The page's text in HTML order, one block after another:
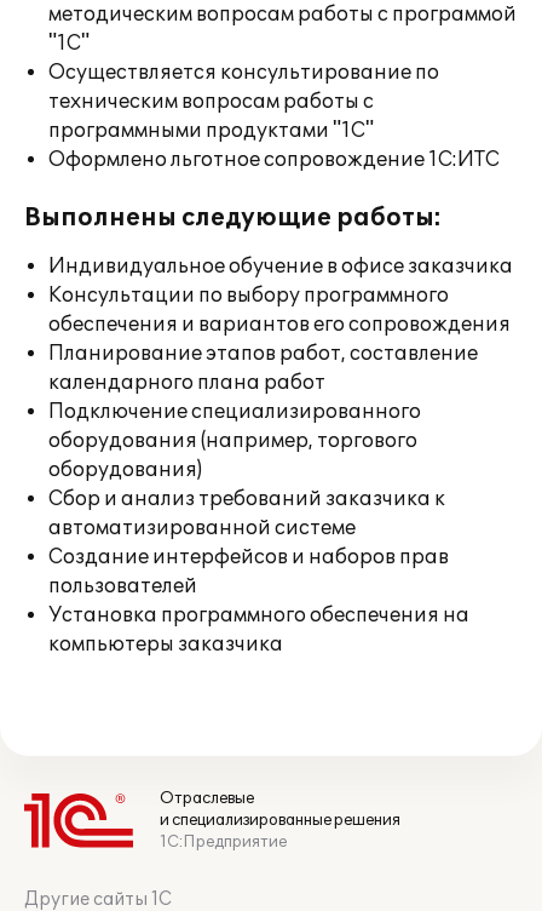
методическим вопросам работы с программой
"1С"
Осуществляется консультирование по
техническим вопросам работы с
программными продуктами "1С"
Оформлено льготное сопровождение 1С:ИТС
Выполнены следующие работы:
Индивидуальное обучение в офисе заказчика
Консультации по выбору программного
обеспечения и вариантов его сопровождения
Планирование этапов работ, составление
календарного плана работ
Подключение специализированного
оборудования (например, торгового
оборудования)
Сбор и анализ требований заказчика к
автоматизированной системе
Создание интерфейсов и наборов прав
пользователей
Установка программного обеспечения на
компьютеры заказчика
Отраслевые
и специализированные решения
1С:Предприятие
Другие сайты 1С